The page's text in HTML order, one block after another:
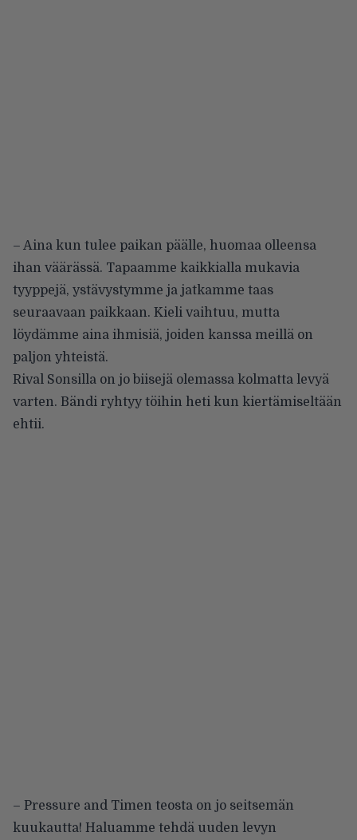
– Aina kun tulee paikan päälle, huomaa olleensa
ihan väärässä. Tapaamme kaikkialla mukavia
tyyppejä, ystävystymme ja jatkamme taas
seuraavaan paikkaan. Kieli vaihtuu, mutta
löydämme aina ihmisiä, joiden kanssa meillä on
paljon yhteistä.
Rival Sonsilla on jo biisejä olemassa kolmatta levyä
varten. Bändi ryhtyy töihin heti kun kiertämiseltään
ehtii.
– Pressure and Timen teosta on jo seitsemän
kuukautta! Haluamme tehdä uuden levyn